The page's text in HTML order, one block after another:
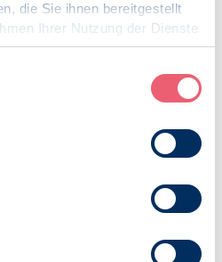
die Sie ihnen bereitgestellt
Ihrer Nutzung der Dienste